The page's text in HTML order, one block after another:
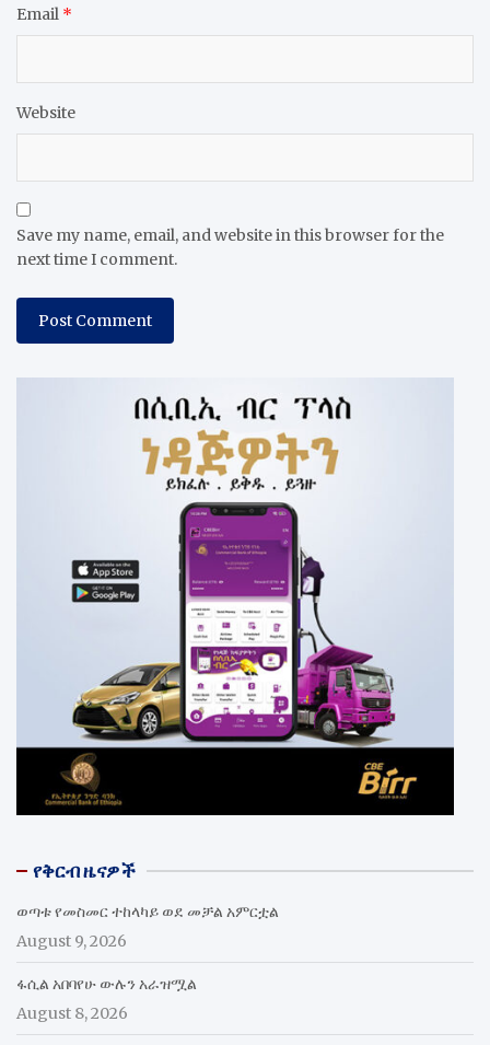
Email *
Website
Save my name, email, and website in this browser for the
next time I comment.
የቅርብ ዜናዎች
ወጣቱ የመስመር ተከላካይ ወደ መቻል አምርቷል
August 9, 2026
ፋሲል አበባየሁ ውሉን አራዝሟል
August 8, 2026